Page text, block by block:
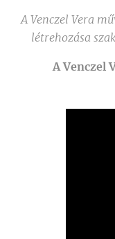
A Venczel Vera
létrehozása
A